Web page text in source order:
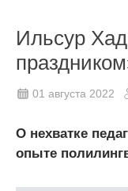
Ильсур
01 августа 2022
О нехватке
опыте